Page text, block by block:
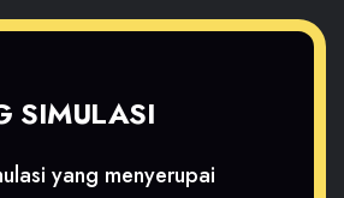
SIMULASI
yang menyerupai